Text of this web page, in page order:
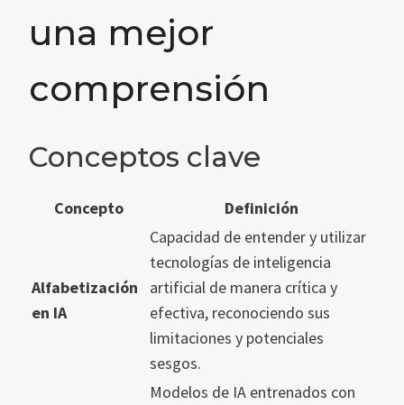
una mejor
comprensión
Conceptos clave
Concepto Definición
Alfabetización
en IA
Capacidad de entender y utilizar
tecnologías de inteligencia
artificial de manera crítica y
efectiva, reconociendo sus
limitaciones y potenciales
sesgos.
Modelos de IA entrenados con